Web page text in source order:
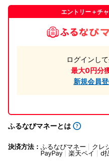
エントリー＋チ
ログインして
最大0円分
新規会員
ふるなびマネーとは
決済方法： ふるなびマネー クレ
PayPay
楽天ペイ d